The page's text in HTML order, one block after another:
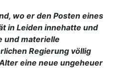
wo er den Posten eines
in Leiden innehatte und
und materielle
Regierung völlig
eine neue ungeheuer